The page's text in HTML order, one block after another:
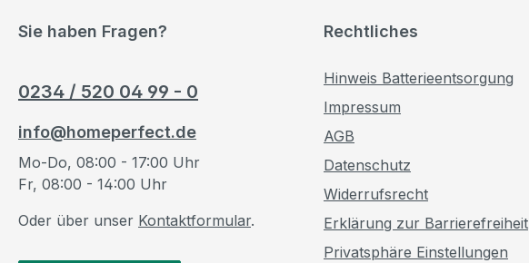
Sie haben Fragen?
0234 / 520 04 99 - 0
info@homeperfect.de
Mo-Do, 08:00 - 17:00 Uhr
Fr, 08:00 - 14:00 Uhr
Oder über unser Kontaktformular.
Rechtliches
Hinweis Batterieentsorgung
Impressum
AGB
Datenschutz
Widerrufsrecht
Erklärung zur Barrierefreiheit
Privatsphäre Einstellungen